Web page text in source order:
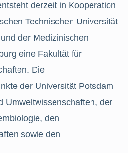
derzeit in Kooperation
Technischen Universität
der Medizinischen
eine Fakultät für
Die
der Universität Potsdam
Umweltwissenschaften, der
den
sowie den